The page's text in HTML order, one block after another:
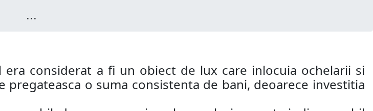
...
considerat a fi un obiect de lux care inlocuia ochelarii si
o suma consistenta de bani, deoarece investitia